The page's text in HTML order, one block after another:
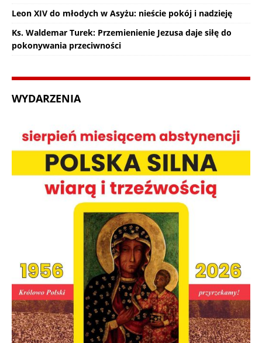
Leon XIV do młodych w Asyżu: nieście pokój i nadzieję
Ks. Waldemar Turek: Przemienienie Jezusa daje siłę do
pokonywania przeciwności
WYDARZENIA